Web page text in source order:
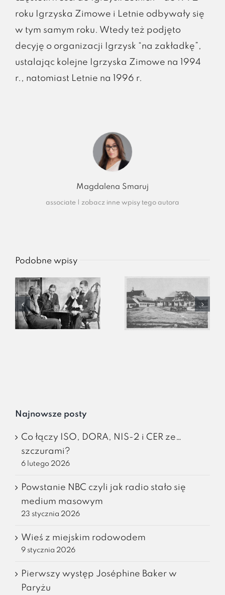
roku Igrzyska Zimowe i Letnie odbywały się
w tym samym roku. Wtedy też podjęto
decyję o organizacji Igrzysk “na zakładkę”,
ustalając kolejne Igrzyska Zimowe na 1994
r., natomiast Letnie na 1996 r.
Magdalena Smaruj
associate zobacz inne wpisy tego autora
Podobne wpisy
Najnowsze posty
Co łączy ISO, DORA, NIS-2 i CER ze…
szczurami?
6 lutego 2026
Powstanie NBC czyli jak radio stało się
medium masowym
23 stycznia 2026
Wieś z miejskim rodowodem
9 stycznia 2026
Pierwszy występ Joséphine Baker w
Paryżu